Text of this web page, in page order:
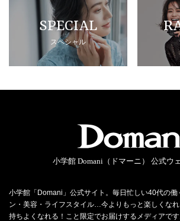
SPECIAL
スペシャル
小学館 Domani（ドマーニ） 公式ウ
小学館「Domani」公式サイト。毎日忙しい40代の働
ン・美容・ライフスタイル…今よりもっと楽しくな
持ちよくなれる！こと限定でお届けするメディアです